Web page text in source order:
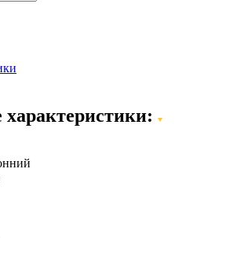
характеристики: